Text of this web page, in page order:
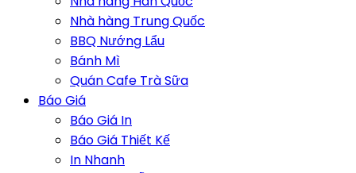
Nhà hàng Trung Quốc
BBQ Nướng Lẩu
Bánh Mì
Quán Cafe Trà Sữa
Báo Giá
Báo Giá In
Báo Giá Thiết Kế
In Nhanh